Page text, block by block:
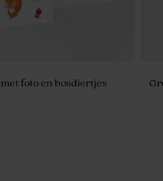
foto en bosdiertjes